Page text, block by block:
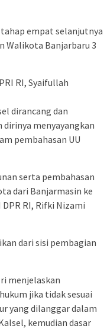
empat selanjutnya
Walikota Banjarbaru 3
RI, Syaifullah
dirancang dan
dirinya menyayangkan
pembahasan UU
serta pembahasan
dari Banjarmasin ke
RI, Rifki Nizami
dari sisi pembagian
menjelaskan
jika tidak sesuai
yang dilanggar dalam
kemudian dasar